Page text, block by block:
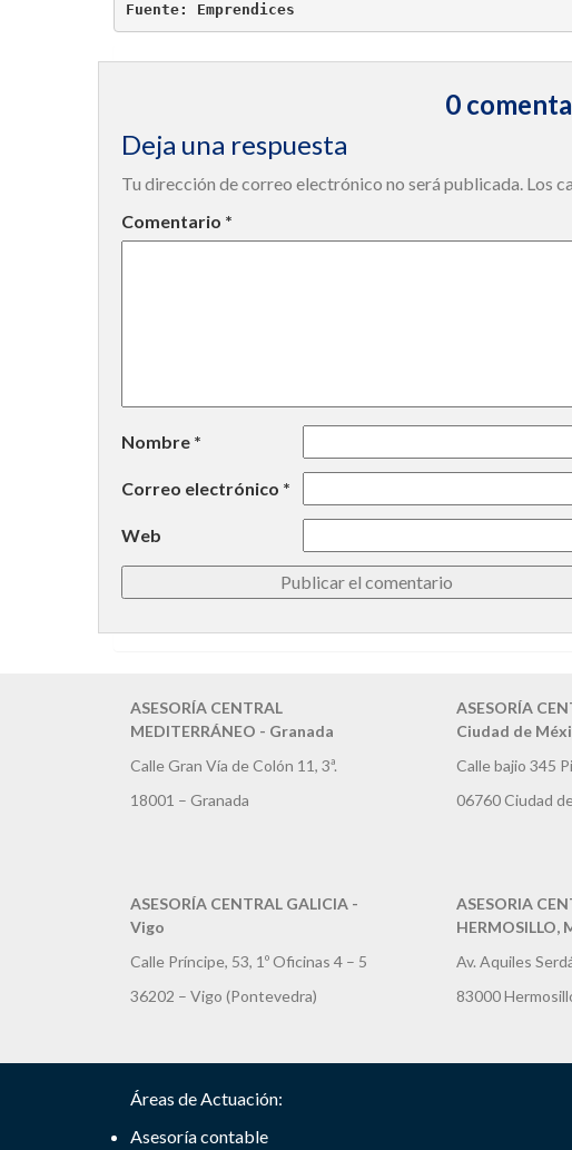
Fuente: Emprendices
0
Deja una respuesta
Tu dirección de correo electrónico no será publicada. Los
Comentario *
Nombre *
Correo electrónico *
Web
ASESORÍA CENTRAL
MEDITERRÁNEO - Granada
Calle Gran Vía de Colón 11, 3ª.
18001 – Granada
ASESORÍA
Ciudad de
Calle bajio 345
06760 Ciudad
ASESORÍA CENTRAL GALICIA -
Vigo
Calle Príncipe, 53, 1º Oficinas 4 – 5
36202 – Vigo (Pontevedra)
ASESORIA
HERMOSILLO,
Av. Aquiles
83000
Áreas de Actuación:
Asesoría contable